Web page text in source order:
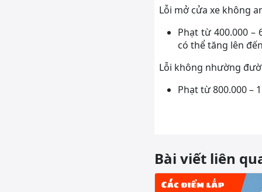
Lỗi mở cửa xe không
Phạt từ 400.000
có thể tăng lên
Lỗi không nhường
Phạt từ 800.000 –
Bài viết liên